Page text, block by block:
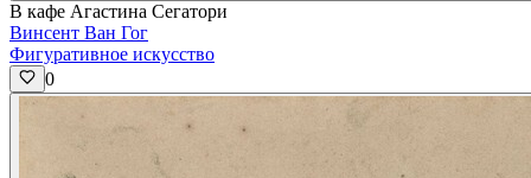
В кафе Агастина Сегатори
Винсент Ван Гог
Фигуративное искусство
0